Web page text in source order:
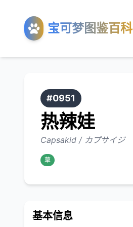
宝可梦图鉴百科
#0951
热辣娃
Capsakid / カプサイジ
草
基本信息